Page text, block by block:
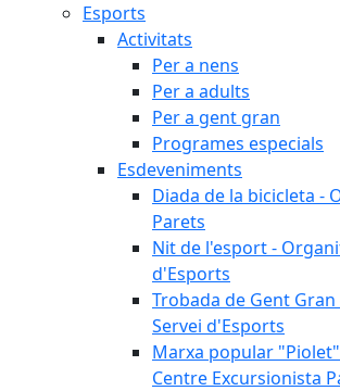
Esports
Activitats
Per a nens
Per a adults
Per a gent gran
Programes especials
Esdeveniments
Diada de la bicicleta -
Parets
Nit de l'esport -
d'Esports
Trobada de Gent
Servei d'Esports
Marxa popular
Centre Excursionista